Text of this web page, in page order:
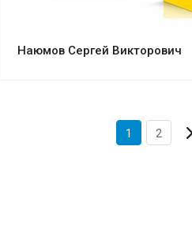
Наюмов Сергей Викторович
1 2